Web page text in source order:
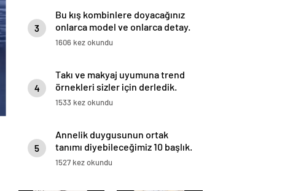
3
Bu kış kombinlere doyacağınız
onlarca model ve onlarca detay.
1606 kez okundu
4
Takı ve makyaj uyumuna trend
örnekleri sizler için derledik.
1533 kez okundu
5
Annelik duygusunun ortak
tanımı diyebileceğimiz 10 başlık.
1527 kez okundu